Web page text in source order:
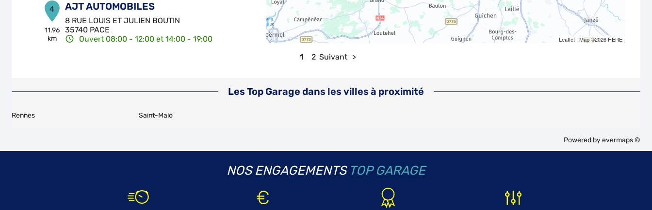
4
11.96
km
AJT AUTOMOBILES
8 RUE LOUIS ET JULIEN BOUTIN
35740 PACE
Ouvert 08:00 - 12:00 et 14:00 - 19:00
GARAGE DE PLOUASNE
35760 SAINT-GREGOIRE
Leaflet| Map ©2026HERE
1 2 Suivant
Les Top Garage dans les villes à proximité
Rennes Saint-Malo
Powered byevermaps ©
NOS ENGAGEMENTS TOP GARAGE